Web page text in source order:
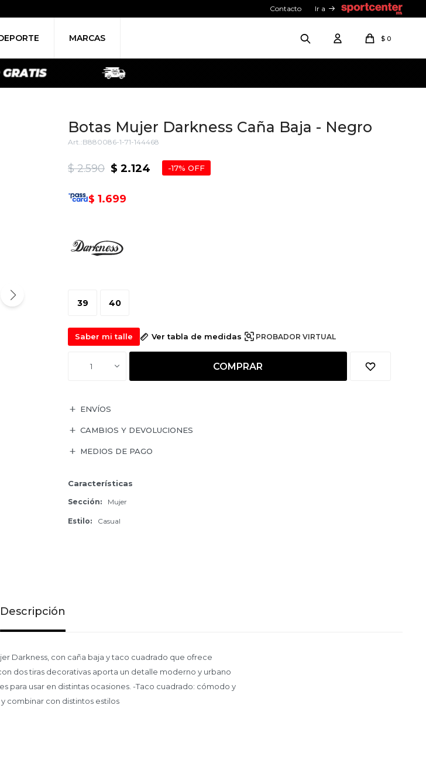
MARCAS $ 0
Contacto Ir a
Botas Mujer Darkness Caña Baja - Negro
B880086-1-71-144468
$ 2.124
$ 2.590 17
$ 1.699
39 40
Saber mi talle Ver tabla de medidas PROBADOR VIRTUAL
1 COMPRAR
ENVÍOS
CAMBIOS Y DEVOLUCIONES
MEDIOS DE PAGO
Características
Sección Mujer
Estilo Casual
Descripción
Darkness, con caña baja y taco cuadrado que ofrece
dos tiras decorativas aporta un detalle moderno y urbano
para usar en distintas ocasiones. -Taco cuadrado: cómodo y
combinar con distintos estilos